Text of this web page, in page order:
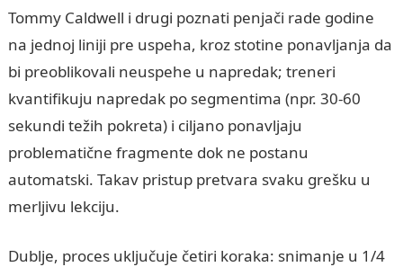
Tommy Caldwell i drugi poznati penjači rade godine
na jednoj liniji pre uspeha, kroz stotine ponavljanja da
bi preoblikovali neuspehe u napredak; treneri
kvantifikuju napredak po segmentima (npr. 30-60
sekundi težih pokreta) i ciljano ponavljaju
problematične fragmente dok ne postanu
automatski. Takav pristup pretvara svaku grešku u
merljivu lekciju.
Dublje, proces uključuje četiri koraka: snimanje u 1/4